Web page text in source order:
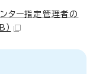
ター指定管理者の